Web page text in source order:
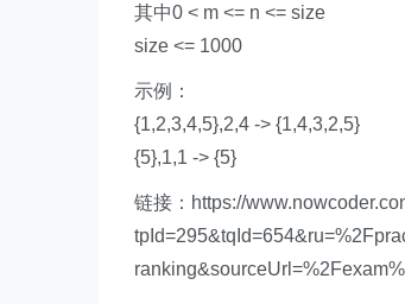
其中0 < m <= n <= size
size <= 1000
示例：
{1,2,3,4,5},2,4 -> {1,4,3,2,5}
{5},1,1 -> {5}
链接：https://